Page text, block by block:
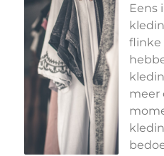
Eens
flinke
meer